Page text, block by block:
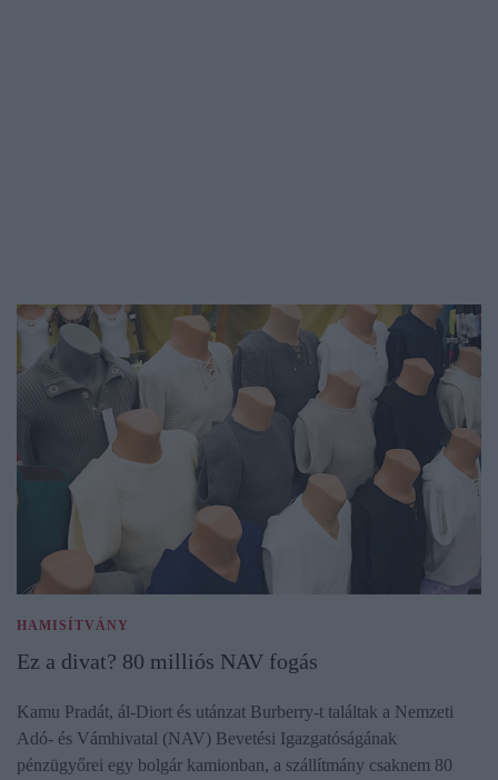
HAMISÍTVÁNY
Ez a divat? 80 milliós NAV fogás
Kamu Pradát, ál-Diort és utánzat Burberry-t találtak a Nemzeti
Adó- és Vámhivatal (NAV) Bevetési Igazgatóságának
pénzügyőrei egy bolgár kamionban, a szállítmány csaknem 80